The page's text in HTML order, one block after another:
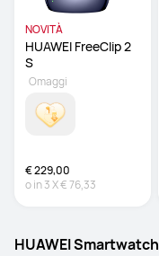
NOVITÀ
HUAWEI FreeClip 2
€ 229,00
o in3X€ 76,33
Omaggi
HUAWEI Smartwatch